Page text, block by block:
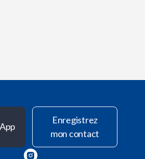
Enregistrez
mon contact